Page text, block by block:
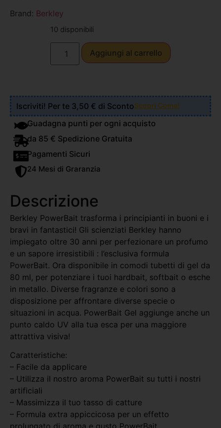
Brand: Berkley
10 disponibili
Aggiungi al carrello
Iscriviti! Per te 3,50 € di ScontoScopri Come!
Guadagna punti per ogni acquisto
da 85 € Spedizione Gratuita
Pagamenti Sicuri
24 Mesi di Graranzia
Descrizione
Berkley PowerBait trasforma i principianti in buoni e i
bravi in fantastici! Gli scienziati Berkley hanno
impiegato oltre 30 anni per perfezionare un profumo
e un sapore irresistibili : l’esclusiva formula
PowerBait. Ora disponibile in comodi tubetti di gel da
80 ml, per potenziare i tuoi hardbait, softbait o esche
in metallo. Diverse fragranze e colori sono a
disposizione per affrontare diverse specie o
situazioni in acqua. PowerBait Gel aggiunge anche un
punto caldo UV alla tua esca per una maggiore
attrattiva visiva!
Caratteristiche:
– Facile da applicare
– Utilizza il nostro aroma PowerBait su tutti i nostri
artificiali
– Massimizza il tuo tasso di catture
– Formula extra appiccicosa per un effetto